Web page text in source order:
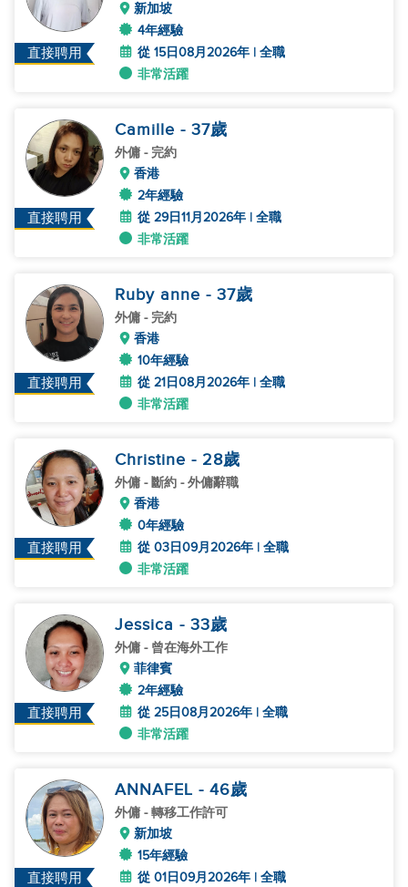
直接聘用
新加坡
4年經驗
從 15日08月2026年 | 全職
非常活躍
直接聘用
Camille - 37歲
外傭 - 完約
香港
2年經驗
從 29日11月2026年 | 全職
非常活躍
直接聘用
Ruby anne - 37歲
外傭 - 完約
香港
10年經驗
從 21日08月2026年 | 全職
非常活躍
直接聘用
Christine - 28歲
外傭 - 斷約 - 外傭辭職
香港
0年經驗
從 03日09月2026年 | 全職
非常活躍
直接聘用
Jessica - 33歲
外傭 - 曾在海外工作
菲律賓
2年經驗
從 25日08月2026年 | 全職
非常活躍
直接聘用
ANNAFEL - 46歲
外傭 - 轉移工作許可
新加坡
15年經驗
從 01日09月2026年 | 全職